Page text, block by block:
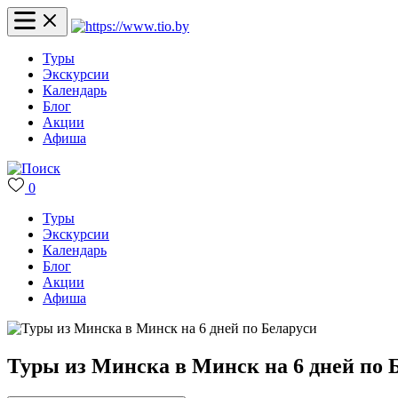
Туры
Экскурсии
Календарь
Блог
Акции
Афиша
0
Туры
Экскурсии
Календарь
Блог
Акции
Афиша
Туры из Минска в Минск на 6 дней по